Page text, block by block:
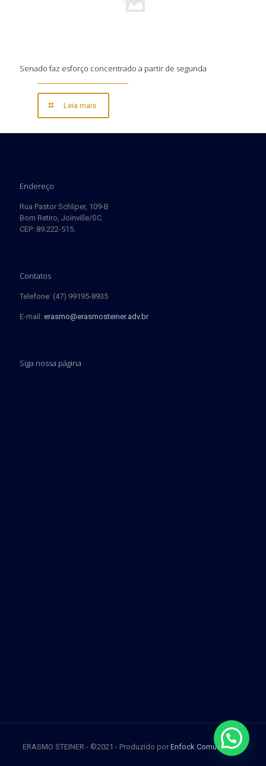
Senado faz esforço concentrado a partir de segunda
Leia mais
Endereço
Rua Pastor Schliper, 109-B
Bom Retiro, Joinville/SC.
CEP: 89.222-515.
Contatos
Telefone: (47) 99195-8935
E-mail: erasmo@erasmosteiner.adv.br
Siga nossa página
ERASMO STEINER - ©2021 - Produzido por Enfock Comunicação